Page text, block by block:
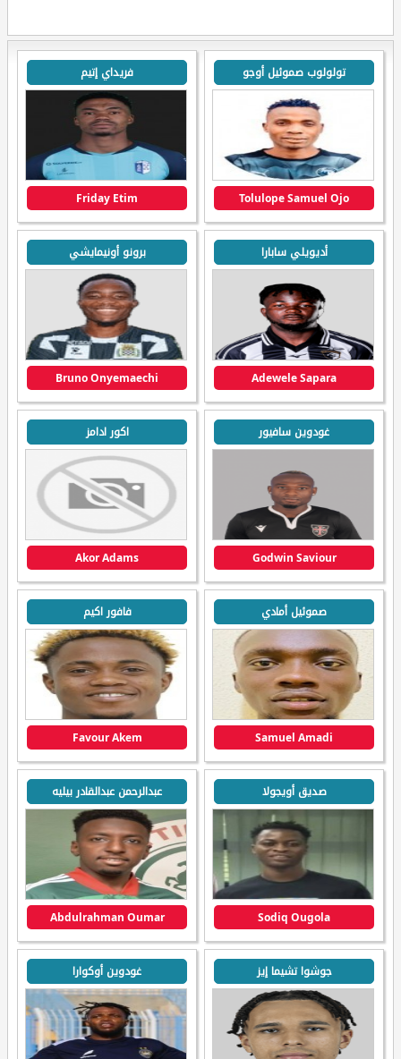
تولولوب صموئيل أوجو
Tolulope Samuel Ojo
فريداي إتيم
Friday Etim
أديويلي سابارا
Adewele Sapara
برونو أونيمايشي
Bruno Onyemaechi
غودوين سافيور
Godwin Saviour
اكور ادامز
Akor Adams
صموئيل أمادي
Samuel Amadi
فافور اكيم
Favour Akem
صديق أويجولا
Sodiq Ougola
عبدالرحمن عبدالقادر بيليه
Abdulrahman Oumar
جوشوا تشيما إيز غودوين أوكوارا